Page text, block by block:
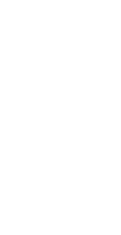
の取り組みを支
、MEO対策の提
店舗情報管理や
ス『trial